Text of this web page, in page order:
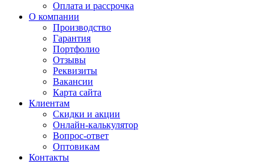
Оплата и рассрочка
О компании
Производство
Гарантия
Портфолио
Отзывы
Реквизиты
Вакансии
Карта сайта
Клиентам
Скидки и акции
Онлайн-калькулятор
Вопрос-ответ
Оптовикам
Контакты